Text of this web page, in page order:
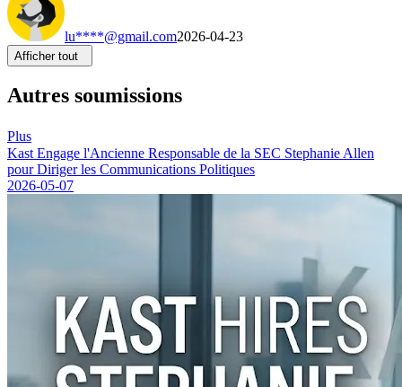
lu****@gmail.com2026-04-23
Afficher tout
Autres soumissions
Plus
Kast Engage l'Ancienne Responsable de la SEC Stephanie Allen
pour Diriger les Communications Politiques
2026-05-07